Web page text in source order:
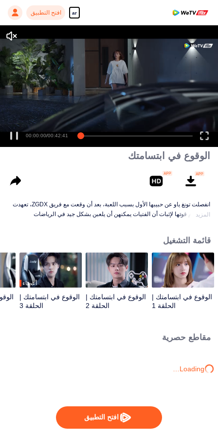
ar افتح التطبيق
افتح التطبيق
00:00:00/00:42:41
الوقوع في ابتسامتك
انفصلت تونغ ياو عن حبيبها الأول بسبب اللعبة، بعد أن وقعت مع فريق ZGDX، تعهدت
باستخدام قوتها لإثبات أن الفتيات يمكنهن أن يلعبن بشكل جيد في الرياضات
سي تشنغ معا ZGDX للفوز بكأس البطولة.
المزيد
قائمة التشغيل
الوقوع في ابتسامتك |
الحلقة 1
الوقوع في ابتسامتك |
الحلقة 2
أعضاء
الوقوع في ابتسامتك |
الحلقة 3
مقاطع حصرية
Loading…